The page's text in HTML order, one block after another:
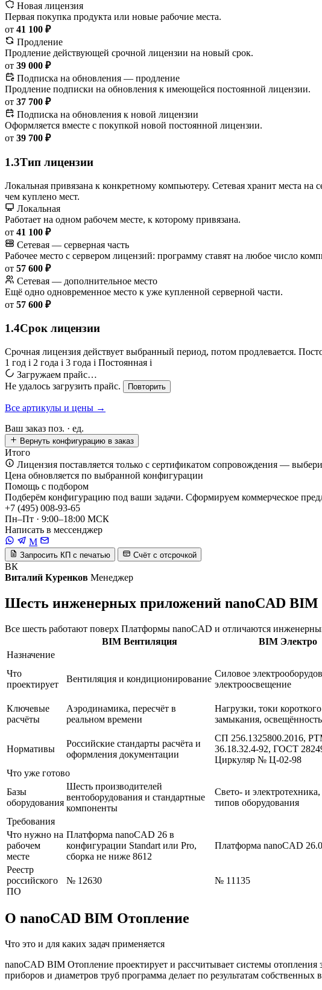
Новая лицензия
Первая покупка продукта или новые рабочие места.
от 41 100 ₽
Продление
Продление действующей срочной лицензии на новый срок.
от 39 000 ₽
Подписка на обновления — продление
Продление подписки на обновления к имеющейся постоянной лицензии.
от 37 700 ₽
Подписка на обновления к новой лицензии
Оформляется вместе с покупкой новой постоянной лицензии.
от 39 700 ₽
1.3Тип лицензии
Локальная привязана к конкретному компьютеру. Сетевая хранит места
чем куплено мест.
Локальная
Работает на одном рабочем месте, к которому привязана.
от 41 100 ₽
Сетевая — серверная часть
Рабочее место с сервером лицензий: программу ставят на любое число
от 57 600 ₽
Сетевая — дополнительное место
Ещё одно одновременное место к уже купленной серверной части.
от 57 600 ₽
1.4Срок лицензии
Срочная лицензия действует выбранный период, потом продлевается.
1 год i 2 года i 3 года i Постоянная i
Загружаем прайс…
Не удалось загрузить прайс.
Повторить
Все артикулы и цены →
Ваш заказ поз. · ед.
Вернуть конфигурацию в заказ
Итого
Лицензия поставляется только с сертификатом сопровождения —
Цена обновляется по выбранной конфигурации
Помощь с подбором
Подберём конфигурацию под ваши задачи. Сформируем коммерческое
+7 (495) 008-93-65
Пн–Пт · 9:00–18:00 МСК
Написать в мессенджер
M
Запросить КП с печатью Счёт с отсрочкой
ВК
Виталий Куренков Менеджер
Шесть инженерных приложений nanoCAD BIM
Все шесть работают поверх Платформы nanoCAD и отличаются
BIM Вентиляция
BIM Электро
Назначение
Что
проектирует
Вентиляция и кондиционирование
Силовое
электроосвещение
Ключевые
расчёты
Аэродинамика, пересчёт в
реальном времени
Нагрузки, токи короткого
замыкания, освещённость
Нормативы
Российские стандарты расчёта и
оформления документации
СП 256.1325800.2016,
36.18.32.4-92, ГОСТ
Циркуляр № Ц-02-98
Что уже готово
Базы
оборудования
Шесть производителей
вентоборудования и стандартные
компоненты
Свето- и электротехника,
типов оборудования
Требования
Что нужно на
рабочем
месте
Платформа nanoCAD 26 в
конфигурации Standart или Pro,
сборка не ниже 8612
Платформа nanoCAD 26.0
Реестр
российского
ПО
№ 12630 № 11135
О nanoCAD BIM Отопление
Что это и для каких задач применяется
nanoCAD BIM Отопление проектирует и рассчитывает системы
приборов и диаметров труб программа делает по результатам собственных